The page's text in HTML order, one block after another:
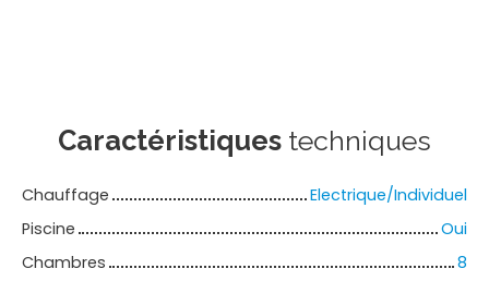
Caractéristiques techniques
Chauffage
Electrique/Individuel
Piscine
Oui
Chambres
8